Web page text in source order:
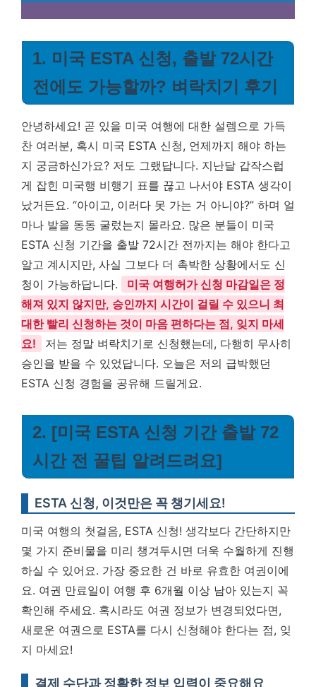
1. 미국 ESTA 신청, 출발 72시간
전에도 가능할까? 벼락치기 후기
안녕하세요! 곧 있을 미국 여행에 대한 설렘으로 가득
찬 여러분, 혹시 미국 ESTA 신청, 언제까지 해야 하는
지 궁금하신가요? 저도 그랬답니다. 지난달 갑작스럽
게 잡힌 미국행 비행기 표를 끊고 나서야 ESTA 생각이
났거든요. “아이고, 이러다 못 가는 거 아니야?” 하며 얼
마나 발을 동동 굴렀는지 몰라요. 많은 분들이 미국
ESTA 신청 기간을 출발 72시간 전까지는 해야 한다고
알고 계시지만, 사실 그보다 더 촉박한 상황에서도 신
청이 가능하답니다.
미국 여행허가 신청 마감일은 정
해져 있지 않지만, 승인까지 시간이 걸릴 수 있으니 최
대한 빨리 신청하는 것이 마음 편하다는 점, 잊지 마세
요!
저는 정말 벼락치기로 신청했는데, 다행히 무사히
승인을 받을 수 있었답니다. 오늘은 저의 급박했던
ESTA 신청 경험을 공유해 드릴게요.
2. [미국 ESTA 신청 기간 출발 72
시간 전 꿀팁 알려드려요]
ESTA 신청, 이것만은 꼭 챙기세요!
미국 여행의 첫걸음, ESTA 신청! 생각보다 간단하지만
몇 가지 준비물을 미리 챙겨두시면 더욱 수월하게 진행
하실 수 있어요. 가장 중요한 건 바로 유효한 여권이에
요. 여권 만료일이 여행 후 6개월 이상 남아 있는지 꼭
확인해 주세요. 혹시라도 여권 정보가 변경되었다면,
새로운 여권으로 ESTA를 다시 신청해야 한다는 점, 잊
지 마세요!
결제 수단과 정확한 정보 입력이 중요해요